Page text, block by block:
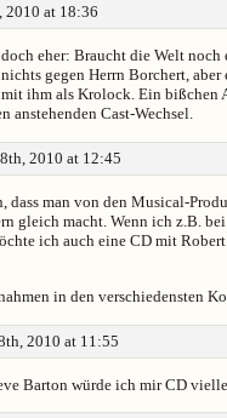
2010 at 18:36
eher: Braucht die Welt
gegen Herrn Borchert, aber
ihm als Krolock. Ein bißchen
anstehenden Cast-Wechsel.
2010 at 12:45
dass man von den Musical-
gleich macht. Wenn ich z.B.
ich auch eine CD mit
in den verschiedensten
2010 at 11:55
Barton würde ich mir CD